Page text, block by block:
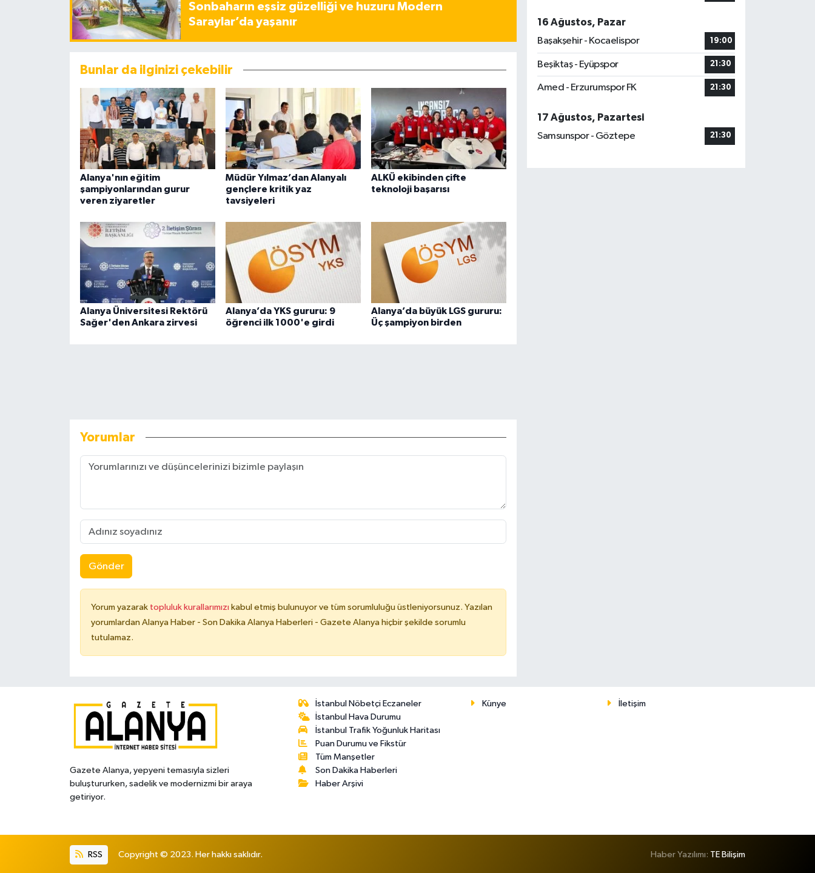
Sonbaharın eşsiz güzelliği ve huzuru Modern
Saraylar’da yaşanır
Bunlar da ilginizi çekebilir
Alanya'nın eğitim
şampiyonlarından gurur
veren ziyaretler
Müdür Yılmaz’dan Alanyalı
gençlere kritik yaz
tavsiyeleri
ALKÜ ekibinden çifte
teknoloji başarısı
Alanya Üniversitesi Rektörü
Sağer'den Ankara zirvesi
Alanya’da YKS gururu: 9
öğrenci ilk 1000'e girdi
Alanya’da büyük LGS gururu:
Üç şampiyon birden
Yorumlar
Gönder
Yorum yazarak topluluk kurallarımızı kabul etmiş bulunuyor ve tüm sorumluluğu üstleniyorsunuz. Yazılan
yorumlardan Alanya Haber - Son Dakika Alanya Haberleri - Gazete Alanya hiçbir şekilde sorumlu
tutulamaz.
16 Ağustos, Pazar
Başakşehir - Kocaelispor
19:00
Beşiktaş - Eyüpspor 21:30
Amed - Erzurumspor FK 21:30
17 Ağustos, Pazartesi
Samsunspor - Göztepe
21:30
Gazete Alanya, yepyeni temasıyla sizleri
buluştururken, sadelik ve modernizmi bir araya
getiriyor.
İstanbul Nöbetçi Eczaneler
İstanbul Hava Durumu
İstanbul Trafik Yoğunluk Haritası
Puan Durumu ve Fikstür
Tüm Manşetler
Son Dakika Haberleri
Haber Arşivi
Künye İletişim
RSS Copyright © 2023. Her hakkı saklıdır. Haber Yazılımı: TE Bilişim